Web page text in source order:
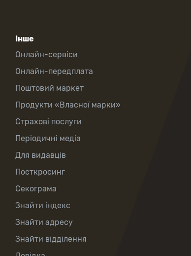
Інше
Онлайн-сервіси
Онлайн-передплата
Поштовий маркет
Продукти «Власної марки»
Страхові послуги
Періодичні медіа
Для видавців
Посткросинг
Секограма
Знайти індекс
Знайти адресу
Знайти відділення